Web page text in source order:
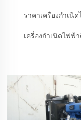
ราคาเครื่องกำเนิ
เครื่องกำเนิดไฟฟ้